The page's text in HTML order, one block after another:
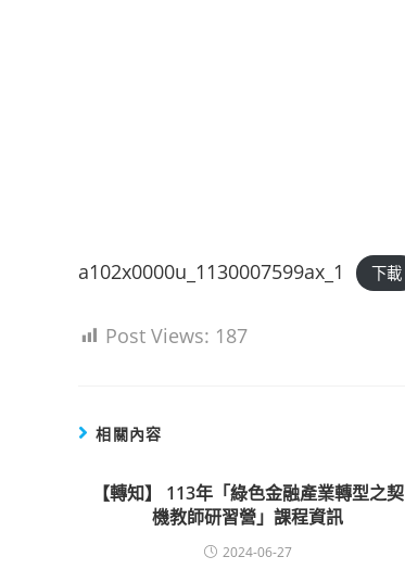
a102x0000u_1130007599ax_1 下載
Post Views: 187
相關內容
【轉知】 113年「綠色金融產業轉型之契
機教師研習營」課程資訊
2024-06-27